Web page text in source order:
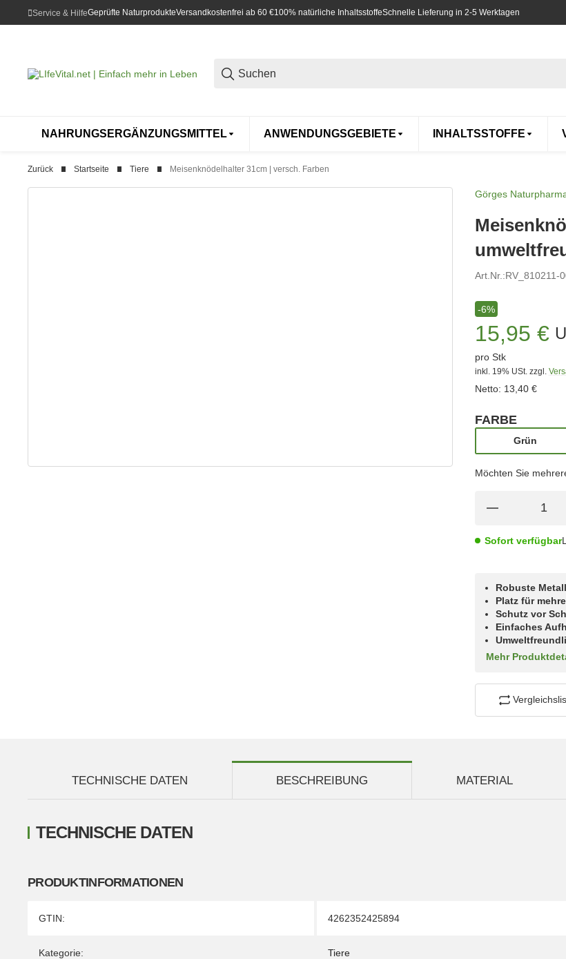
Service & HilfeGeprüfte NaturprodukteVersandkostenfrei ab 60 €100% natürliche InhaltsstoffeSchnelle Lieferung in 2-5 Werktagen
NAHRUNGSERGÄNZUNGSMITTEL ANWENDUNGSGEBIETE INHALTSSTOFFE
Zurück Startseite Tiere Meisenknödelhalter 31cm | versch. Farben
Görges
Art.Nr.:RV_810211-
-6%
15,95 €
pro Stk
inkl. 19% USt. zzgl.
Netto: 13,40 €
FARBE
Grün
Grün
Möchten Sie
Sofort verfügbar
Robuste
Platz für
Schutz vor
Einfaches
Mehr
TECHNISCHE DATEN BESCHREIBUNG MATERIAL
TECHNISCHE DATEN
PRODUKTINFORMATIONEN
Produkteigenschaft
Wert
GTIN: 4262352425894
Kategorie: Tiere